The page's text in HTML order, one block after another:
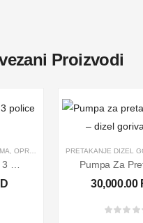
Proizvodi
OPREMA ZA SERVISE ,PROIZVODI
PRETAKANJE DIZEL
30,000.00